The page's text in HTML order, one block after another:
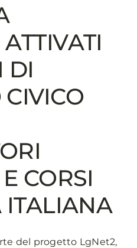
2024
presenta
le
misure
per
fronteggiare
la
e
eventuali
meteo
DI
CORSI
ITALIANA
del progetto LgNet2,